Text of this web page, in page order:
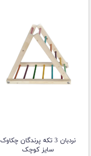
نردبان 3 تکه پرندگان چکاوک
سایز کوچک